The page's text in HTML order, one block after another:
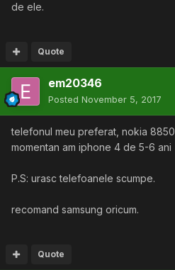
de ele.
Quote
em20346
Posted November 5, 2017
telefonul meu preferat, nokia 8850
momentan am iphone 4 de 5-6 ani
P.S: urasc telefoanele scumpe.
recomand samsung oricum.
Quote